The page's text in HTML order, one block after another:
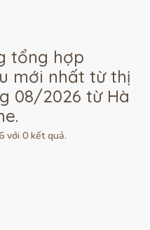
tổng hợp
mới nhất từ thị
08/2026 từ Hà
với 0 kết quả.